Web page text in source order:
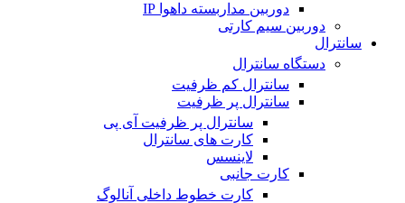
دوربین مداربسته داهوا IP
دوربین سیم کارتی
سانترال
دستگاه سانترال
سانترال کم ظرفیت
سانترال پر ظرفیت
سانترال پر ظرفیت آی پی
کارت های سانترال
لاینسس
کارت جانبی
کارت خطوط داخلی آنالوگ